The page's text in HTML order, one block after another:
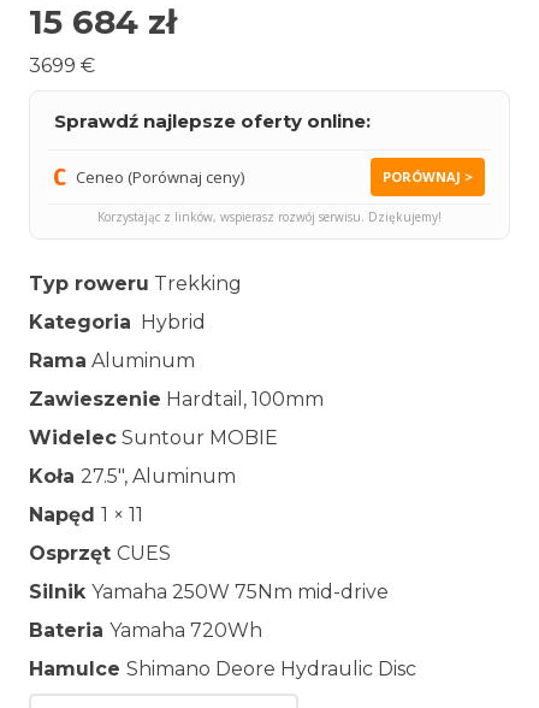
15 684 zł
3699 €
Sprawdź najlepsze oferty online:
Ceneo (Porównaj ceny) PORÓWNAJ >
Korzystając z linków, wspierasz rozwój serwisu. Dziękujemy!
Typ roweru Trekking
Kategoria Hybrid
Rama Aluminum
Zawieszenie Hardtail, 100mm
Widelec Suntour MOBIE
Koła 27.5″, Aluminum
Napęd 1 × 11
Osprzęt CUES
Silnik Yamaha 250W 75Nm mid-drive
Bateria Yamaha 720Wh
Hamulce Shimano Deore Hydraulic Disc